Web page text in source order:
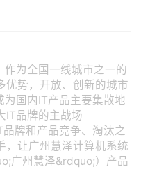
为全国一线城市之一的
优势，开放、创新的城市
国内IT产品主要集散地
IT品牌的主战场
牌和产品竞争、淘汰之
，让广州慧泽计算机系统
广州慧泽&rdquo;）产品